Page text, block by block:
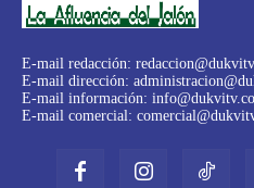
E-mail redacción:
E-mail dirección:
E-mail información:
E-mail comercial: